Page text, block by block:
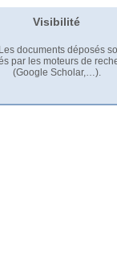
Visibilité
documents déposés
par les moteurs de
(Google Scholar,…).